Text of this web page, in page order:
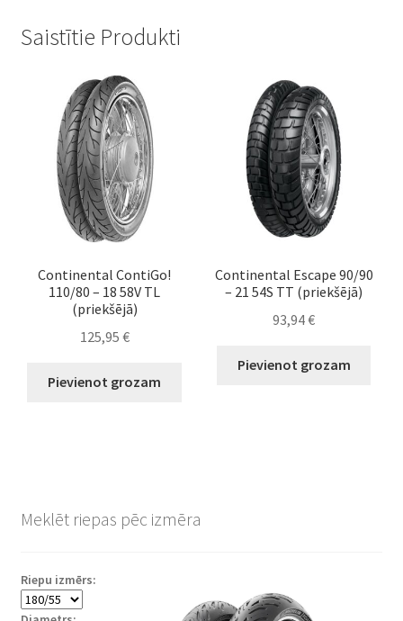
Saistītie Produkti
Continental ContiGo!
110/80 – 18 58V TL
(priekšējā)
125,95 €
Pievienot grozam
Continental Escape 90/90
– 21 54S TT (priekšējā)
93,94€
Pievienot grozam
Meklēt riepas pēc izmēra
Riepu izmērs: